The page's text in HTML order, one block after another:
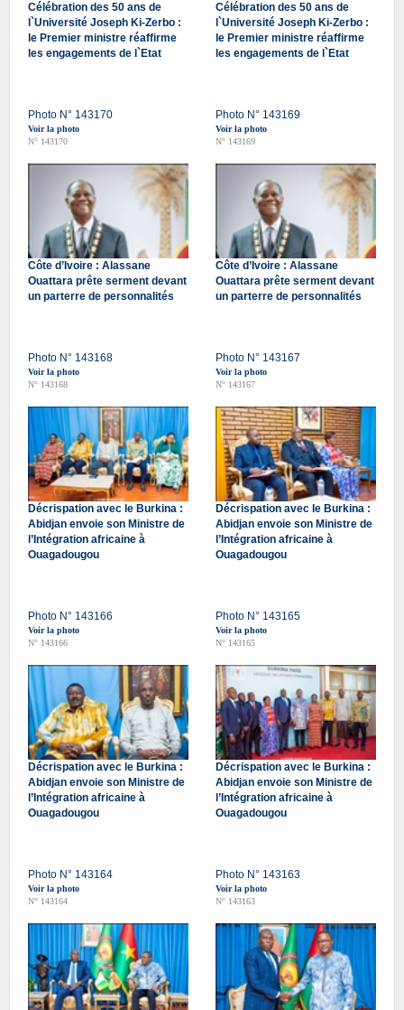
Célébration des 50 ans de
l`Université Joseph Ki-Zerbo :
le Premier ministre réaffirme
les engagements de l`Etat
Photo N° 143170
Voir la photo
N° 143170
Célébration des 50 ans de
l`Université Joseph Ki-Zerbo :
le Premier ministre réaffirme
les engagements de l`Etat
Photo N° 143169
Voir la photo
N° 143169
Côte d’Ivoire : Alassane
Ouattara prête serment devant
un parterre de personnalités
Photo N° 143168
Voir la photo
N° 143168
Côte d’Ivoire : Alassane
Ouattara prête serment devant
un parterre de personnalités
Photo N° 143167
Voir la photo
N° 143167
Décrispation avec le Burkina :
Abidjan envoie son Ministre de
l’Intégration africaine à
Ouagadougou
Photo N° 143166
Voir la photo
N° 143166
Décrispation avec le Burkina :
Abidjan envoie son Ministre de
l’Intégration africaine à
Ouagadougou
Photo N° 143165
Voir la photo
N° 143165
Décrispation avec le Burkina :
Abidjan envoie son Ministre de
l’Intégration africaine à
Ouagadougou
Photo N° 143164
Voir la photo
N° 143164
Décrispation avec le Burkina :
Abidjan envoie son Ministre de
l’Intégration africaine à
Ouagadougou
Photo N° 143163
Voir la photo
N° 143163